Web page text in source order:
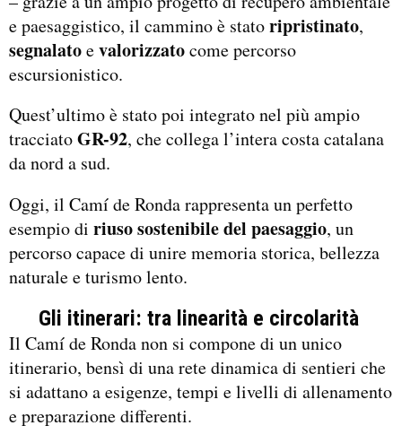
e paesaggistico, il cammino è statoripristinato,
segnalatoevalorizzatocome percorso
escursionistico.
Quest’ultimo è stato poi integrato nel più ampio
tracciatoGR-92, che collega l’intera costa catalana
da nord a sud.
Oggi, il Camí de Ronda rappresenta un perfetto
esempio di riuso sostenibile del paesaggio, un
percorso capace di unire memoria storica, bellezza
naturale e turismo lento.
Gli itinerari: tra linearità e circolarità
Il Camí de Ronda non si compone di un unico
itinerario, bensì di una rete dinamica di sentieri che
si adattano a esigenze, tempi e livelli di allenamento
e preparazione differenti.